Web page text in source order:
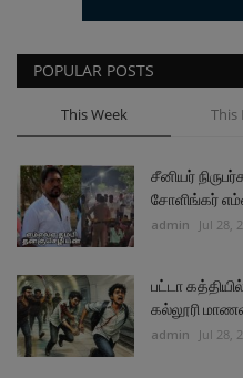
POPULAR POSTS
This Week This
சீனியர்
சோளிங்கர்
admin Jul 28,
பட்டா
கல்லூரி
admin Jul 28,